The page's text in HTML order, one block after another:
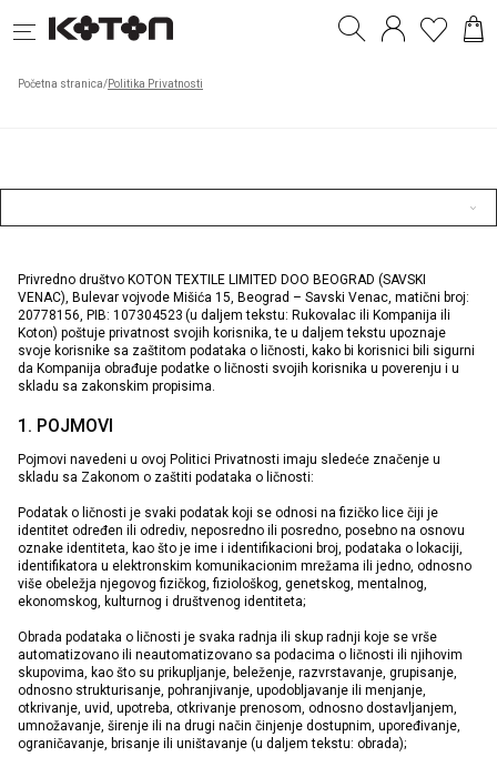
Početna stranica/Politika Privatnosti
Privredno društvo KOTON TEXTILE LIMITED DOO BEOGRAD (SAVSKI
VENAC), Bulevar vojvode Mišića 15, Beograd – Savski Venac, matični broj:
20778156, PIB: 107304523 (u daljem tekstu: Rukovalac ili Kompanija ili
Koton) poštuje privatnost svojih korisnika, te u daljem tekstu upoznaje
svoje korisnike sa zaštitom podataka o ličnosti, kako bi korisnici bili sigurni
da Kompanija obrađuje podatke o ličnosti svojih korisnika u poverenju i u
skladu sa zakonskim propisima.
1. POJMOVI
Pojmovi navedeni u ovoj Politici Privatnosti imaju sledeće značenje u
skladu sa Zakonom o zaštiti podataka o ličnosti:
Podatak o ličnosti je svaki podatak koji se odnosi na fizičko lice čiji je
identitet određen ili odrediv, neposredno ili posredno, posebno na osnovu
oznake identiteta, kao što je ime i identifikacioni broj, podataka o lokaciji,
identifikatora u elektronskim komunikacionim mrežama ili jedno, odnosno
više obeležja njegovog fizičkog, fiziološkog, genetskog, mentalnog,
ekonomskog, kulturnog i društvenog identiteta;
Obrada podataka o ličnosti je svaka radnja ili skup radnji koje se vrše
automatizovano ili neautomatizovano sa podacima o ličnosti ili njihovim
skupovima, kao što su prikupljanje, beleženje, razvrstavanje, grupisanje,
odnosno strukturisanje, pohranjivanje, upodobljavanje ili menjanje,
otkrivanje, uvid, upotreba, otkrivanje prenosom, odnosno dostavljanjem,
umnožavanje, širenje ili na drugi način činjenje dostupnim, upoređivanje,
ograničavanje, brisanje ili uništavanje (u daljem tekstu: obrada);